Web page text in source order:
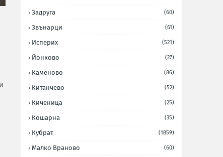
Задруга (60)
Звънарци (61)
Исперих (521)
Йонково (27)
Каменово (86)
Китанчево (52)
Киченица (25)
Кошарна (35)
Кубрат (1859)
Малко Враново (60)